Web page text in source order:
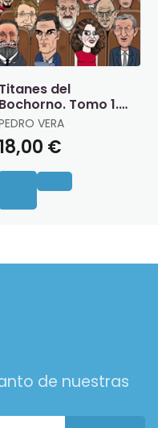
Titanes del
Bochorno. Tomo 1.
Nacional
VERA
18,00 €
de nuestras